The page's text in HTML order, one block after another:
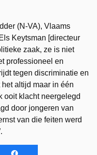
(N-VA), Vlaams
Keytsman [directeur
zaak, ze is niet
professioneel en
tegen discriminatie en
altijd maar in één
ooit klacht neergelegd
door jongeren van
van die feiten werd